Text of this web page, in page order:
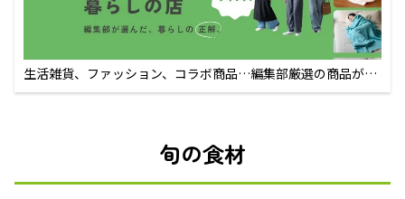
生活雑貨、ファッション、コラボ商品…編集部厳選の商品が買
えるECサイト
旬の食材